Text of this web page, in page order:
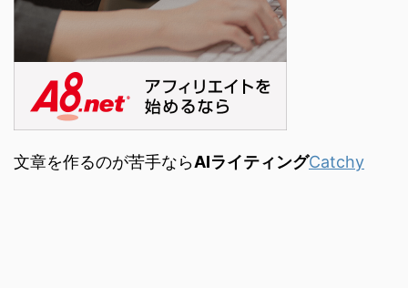
文章を作るのが苦手ならAIライティングCatchy